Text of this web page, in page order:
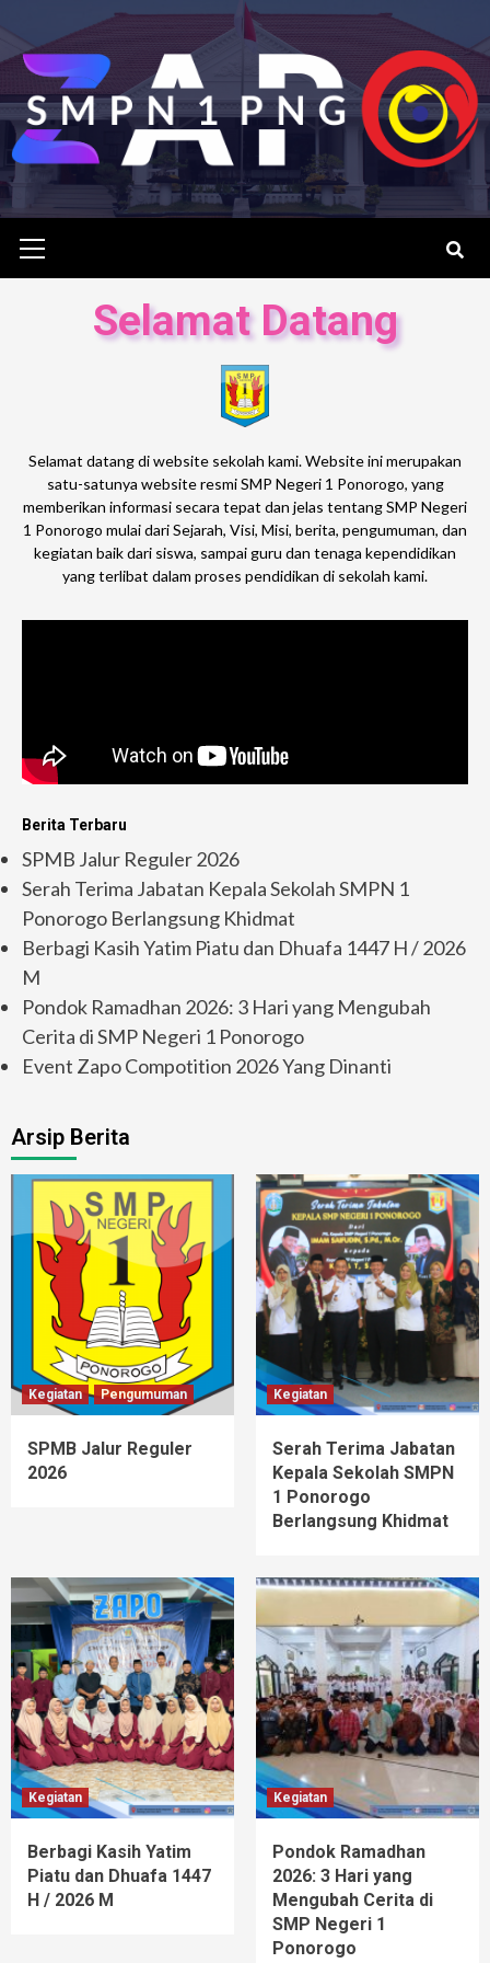
Selamat Datang
Selamat datang di website sekolah kami. Website ini merupakan
satu-satunya website resmi SMP Negeri 1 Ponorogo, yang
memberikan informasi secara tepat dan jelas tentang SMP Negeri
1 Ponorogo mulai dari Sejarah, Visi, Misi, berita, pengumuman, dan
kegiatan baik dari siswa, sampai guru dan tenaga kependidikan
yang terlibat dalam proses pendidikan di sekolah kami.
Berita Terbaru
SPMB Jalur Reguler 2026
Serah Terima Jabatan Kepala Sekolah SMPN 1
Ponorogo Berlangsung Khidmat
Berbagi Kasih Yatim Piatu dan Dhuafa 1447 H / 2026
M
Pondok Ramadhan 2026: 3 Hari yang Mengubah
Cerita di SMP Negeri 1 Ponorogo
Event Zapo Compotition 2026 Yang Dinanti
Arsip Berita
Kegiatan Pengumuman
SPMB Jalur Reguler
2026
Kegiatan
Serah Terima Jabatan
Kepala Sekolah SMPN
1 Ponorogo
Berlangsung Khidmat
Kegiatan
Berbagi Kasih Yatim
Piatu dan Dhuafa 1447
H / 2026 M
Kegiatan
Pondok Ramadhan
2026: 3 Hari yang
Mengubah Cerita di
SMP Negeri 1
Ponorogo